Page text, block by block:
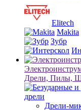
Elitech
Makita
Зубр
Дрели, Пилы,
дрели
Дрели-